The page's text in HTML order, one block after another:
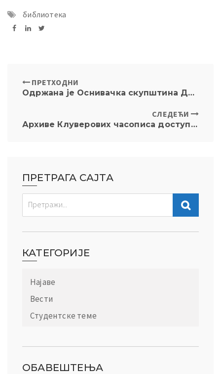
библиотека
ПРЕТХОДНИ
Одржана је Оснивачка скупштина Друштва библиотекара правних и сродних библиотека Југоисточне Европе
СЛЕДЕЋИ
Архиве Клуверових часописа доступне су преко “KoBSON”-а
ПРЕТРАГА САЈТА
КАТЕГОРИЈЕ
Најаве
Вести
Студентске теме
ОБАВЕШТЕЊА